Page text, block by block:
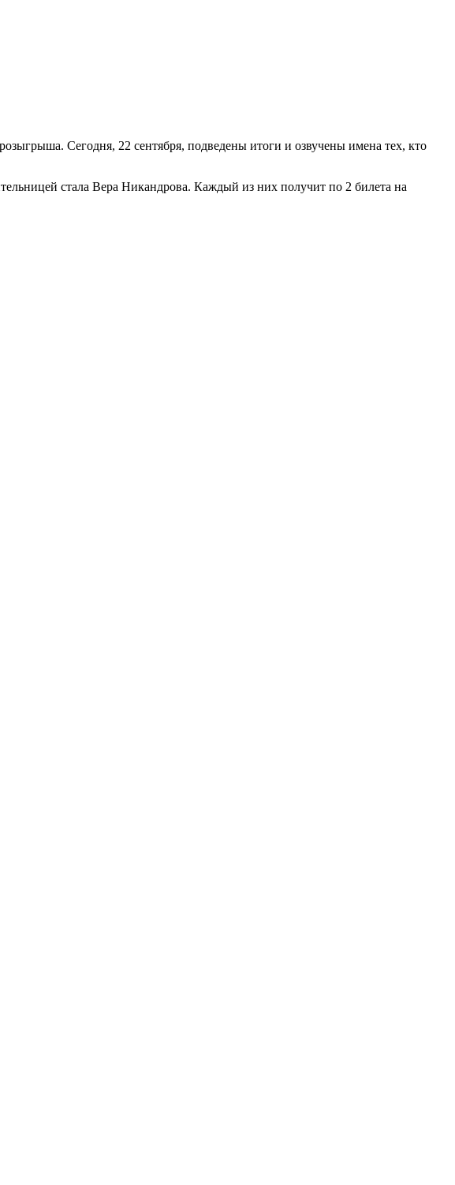
Сегодня, 22 сентября, подведены итоги и озвучены имена тех, кто
стала Вера Никандрова. Каждый из них получит по 2 билета на